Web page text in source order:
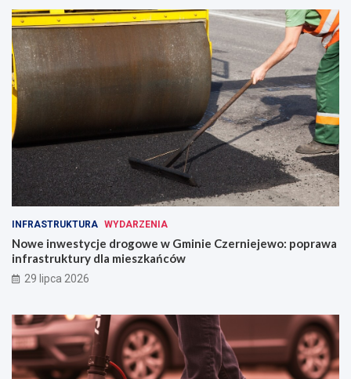
INFRASTRUKTURA WYDARZENIA
Nowe inwestycje drogowe w Gminie Czerniejewo: poprawa
infrastruktury dla mieszkańców
29 lipca 2026